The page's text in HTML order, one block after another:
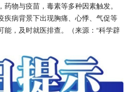
物与疫苗，毒素等多种因素触发。
疾病背景下出现胸痛、心悸、气促等
能，及时就医排查。（来源：“科学辟